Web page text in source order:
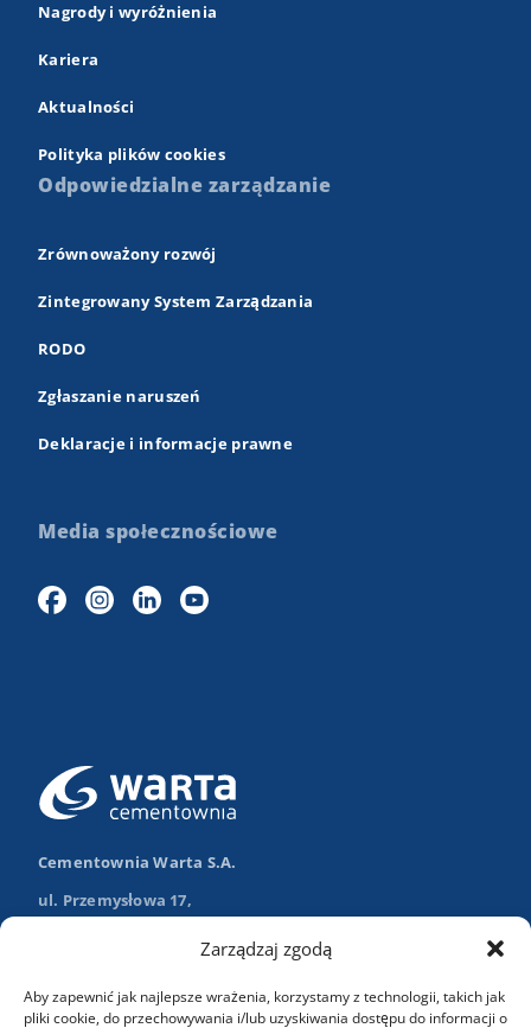
Zarządzaj zgodą
Aby zapewnić jak najlepsze wrażenia, korzystamy z technologii, takich jak
pliki cookie, do przechowywania i/lub uzyskiwania dostępu do informacji o
Nagrody i wyróżnienia
Kariera
Aktualności
Polityka plików cookies
Odpowiedzialne zarządzanie
Zrównoważony rozwój
Zintegrowany System Zarządzania
RODO
Zgłaszanie naruszeń
Deklaracje i informacje prawne
Media społecznościowe
Cementownia Warta S.A.
ul. Przemysłowa 17,
Nawiguj w Google Maps
+48 (43) 84 13 003